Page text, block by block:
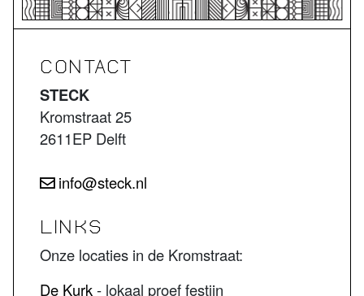
CONTACT
STECK
Kromstraat 25
2611EP Delft
info@steck.nl
LINKS
Onze locaties in de Kromstraat:
De Kurk- lokaal proef festijn